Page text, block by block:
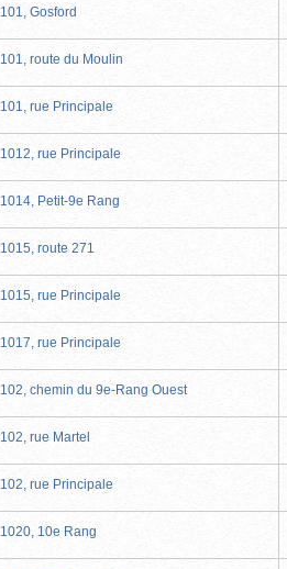
101, Gosford
101, route du Moulin
101, rue Principale
1012, rue Principale
1014, Petit-9e Rang
1015, route 271
1015, rue Principale
1017, rue Principale
102, chemin du 9e-Rang Ouest
102, rue Martel
102, rue Principale
1020, 10e Rang